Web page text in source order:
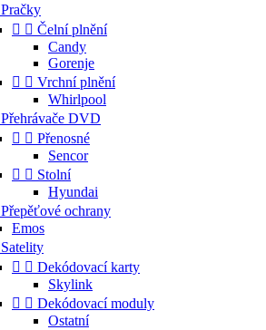
Pračky
  Čelní plnění
Candy
Gorenje
  Vrchní plnění
Whirlpool
Přehrávače DVD
  Přenosné
Sencor
  Stolní
Hyundai
Přepěťové ochrany
Emos
Satelity
  Dekódovací karty
Skylink
  Dekódovací moduly
Ostatní